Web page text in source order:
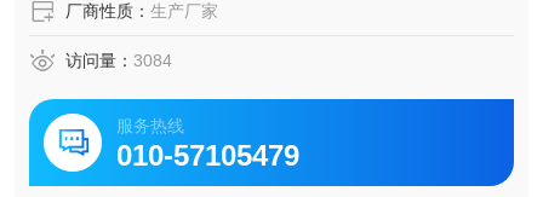
厂商性质： 生产厂家
访问量： 3084
服务热线
010-57105479